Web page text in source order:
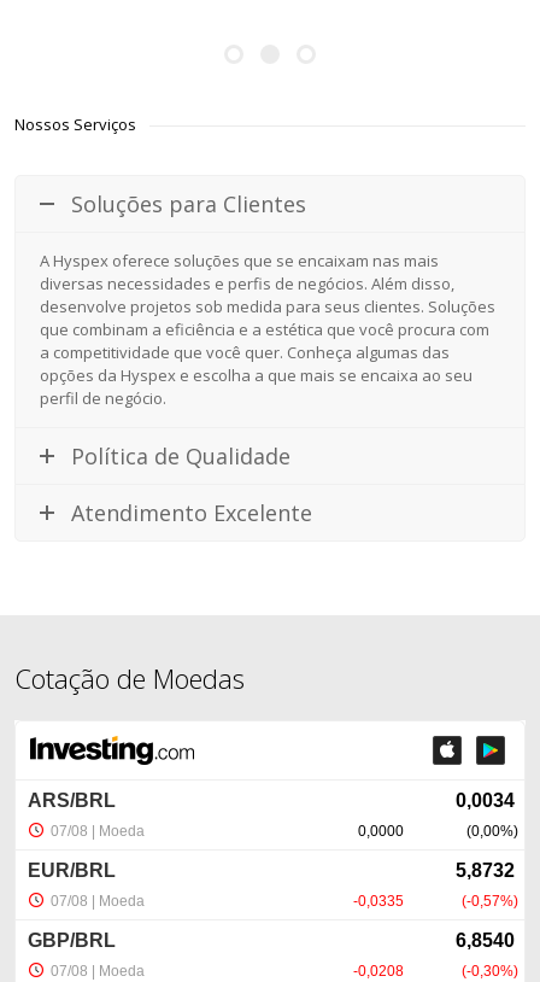
Nossos Serviços
Soluções para Clientes
A Hyspex oferece soluções que se encaixam nas mais
diversas necessidades e perfis de negócios. Além disso,
desenvolve projetos sob medida para seus clientes. Soluções
que combinam a eficiência e a estética que você procura com
a competitividade que você quer. Conheça algumas das
opções da Hyspex e escolha a que mais se encaixa ao seu
perfil de negócio.
Política de Qualidade
Atendimento Excelente
Cotação de Moedas